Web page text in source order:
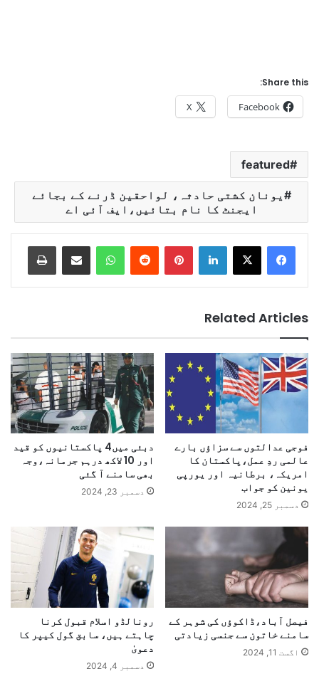
Share this:
Facebook
X
featured
یونان کشتی حادثہ، لواحقین ڈرنے کے بجائے
ایجنٹ کا نام بتائیں،ایف آئی اے
Related Articles
فوجی عدالتوں سے سزاؤں بارے
عالمی ردِ عمل،پاکستان کا
امریکہ، برطانیہ اور یورپی
یونین کو جواب
دسمبر 25, 2024
دبئی میں4 پاکستانیوں کو قید
اور 10 لاکھ درہم جرمانہ،وجہ
بھی سامنے آ گئی
دسمبر 23, 2024
فیصل آباد،ڈاکوﺅں کی شوہر کے
سامنے خاتون سے جنسی زیادتی
اگست 11, 2024
رونالڈو اسلام قبول کرنا
چاہتے ہیں، سابق گول کیپر کا
دعویٰ
دسمبر 4, 2024